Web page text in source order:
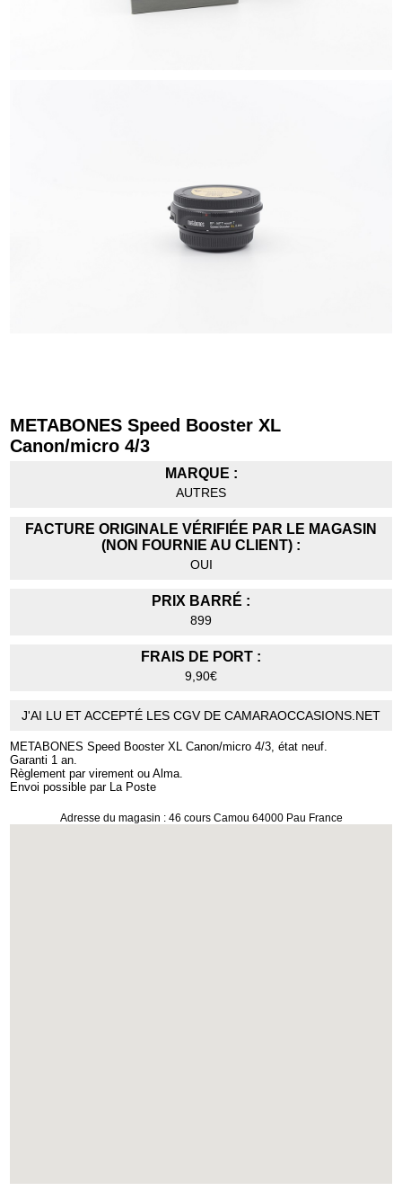
METABONES Speed Booster XL
Canon/micro 4/3
MARQUE :
AUTRES
FACTURE ORIGINALE VÉRIFIÉE PAR LE MAGASIN
(NON FOURNIE AU CLIENT) :
OUI
PRIX BARRÉ :
899
FRAIS DE PORT :
9,90€
J'AI LU ET ACCEPTÉ LES CGV DE CAMARAOCCASIONS.NET
METABONES Speed Booster XL Canon/micro 4/3, état neuf.
Garanti 1 an.
Règlement par virement ou Alma.
Envoi possible par La Poste
Adresse du magasin : 46 cours Camou 64000 Pau France